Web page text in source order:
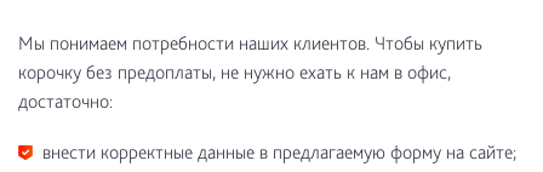
Мы понимаем потребности наших клиентов. Чтобы купить
корочку без предоплаты, не нужно ехать к нам в офис,
достаточно:
внести корректные данные в предлагаемую форму на сайте;